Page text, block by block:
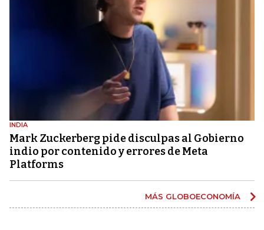
INDIA
Mark Zuckerberg pide disculpas al Gobierno
indio por contenido y errores de Meta
Platforms
MÁS GLOBOECONOMÍA